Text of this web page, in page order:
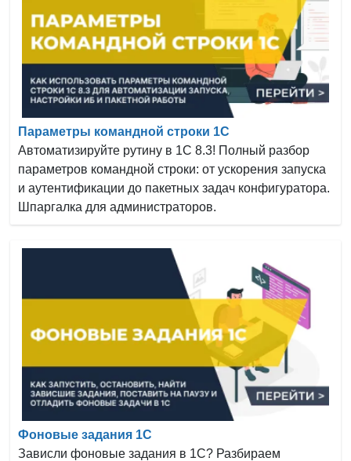
Параметры командной строки 1С
Автоматизируйте рутину в 1С 8.3! Полный разбор
параметров командной строки: от ускорения запуска
и аутентификации до пакетных задач конфигуратора.
Шпаргалка для администраторов.
Фоновые задания 1С
Зависли фоновые задания в 1С? Разбираем